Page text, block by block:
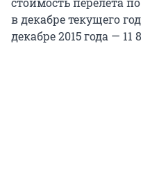
в декабре текущего
декабре 2015 года — 11